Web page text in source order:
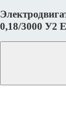
0,18/3000 У2